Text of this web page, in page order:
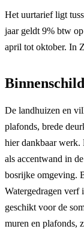
Het uurtarief ligt
jaar geldt 9% btw
april tot oktober. In
De landhuizen en
plafonds, brede
hier dankbaar werk.
als accentwand in
bosrijke omgeving.
Watergedragen verf
geschikt voor de
muren en plafonds,